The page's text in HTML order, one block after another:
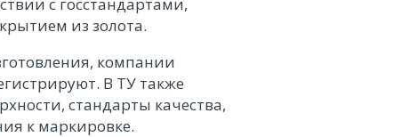
из золота.
компании
В ТУ также
стандарты качества,
к маркировке.